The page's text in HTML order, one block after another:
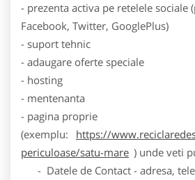
- prezenta activa pe retelele sociale
Facebook, Twitter, GooglePlus)
- suport tehnic
- adaugare oferte speciale
- hosting
- mentenanta
- pagina proprie
(exemplu:
https://
periculoase/satu-mare ) unde veti
- Datele de Contact - adresa,